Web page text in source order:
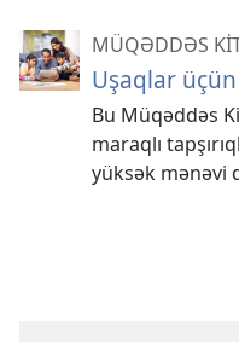
MÜQƏDDƏS
Uşaqlar
Bu Müqəddəs
maraqlı
yüksək mənəvi